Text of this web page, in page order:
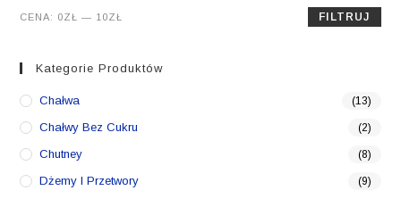
Cena
Cena
FILTRUJ
CENA: 0ZŁ — 10ZŁ
Kategorie Produktów
Chałwa (13)
Chałwy Bez Cukru (2)
Chutney (8)
Dżemy I Przetwory (9)